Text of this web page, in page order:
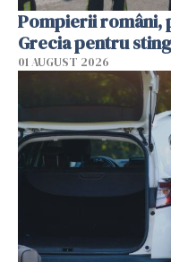
Pompierii români,
Grecia pentru
01 AUGUST 2026